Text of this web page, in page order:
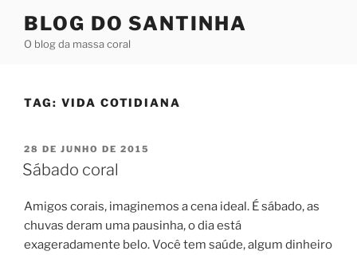
BLOG DO SANTINHA
O blog da massa coral
TAG: VIDA COTIDIANA
PUBLICADO
EM
28 DE JUNHO DE 2015
Sábado coral
Amigos corais, imaginemos a cena ideal. É sábado, as
chuvas deram uma pausinha, o dia está
exageradamente belo. Você tem saúde, algum dinheiro